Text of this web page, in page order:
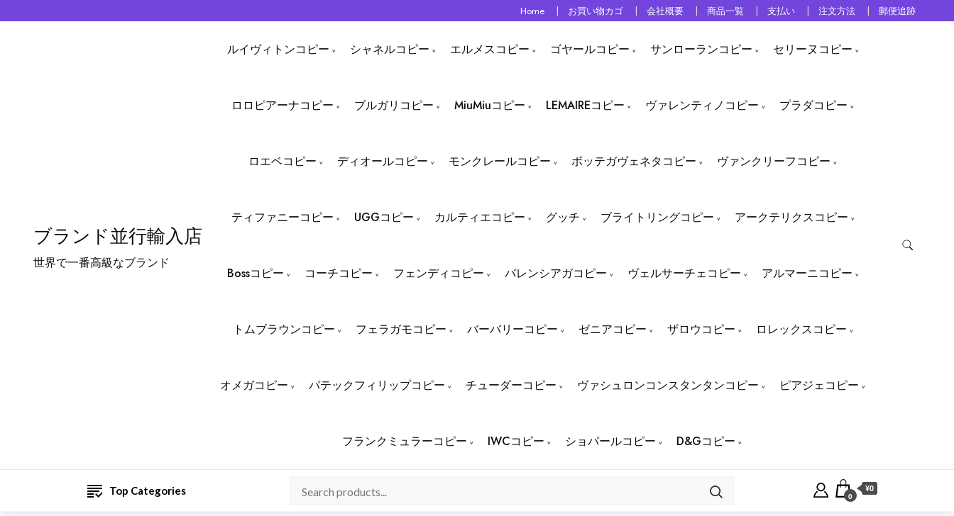
Home お買い物カゴ 会社概要 商品一覧 支払い 注文方法 郵便追跡
ブランド並行輸入店
世界で一番高級なブランド
ルイヴィトンコピー シャネルコピー エルメスコピー ゴヤールコピー サンローランコピー セリーヌコピー
ロロピアーナコピー ブルガリコピー MiuMiuコピー LEMAIREコピー ヴァレンティノコピー プラダコピー
ロエベコピー ディオールコピー モンクレールコピー ボッテガヴェネタコピー ヴァンクリーフコピー
ティファニーコピー UGGコピー カルティエコピー グッチ ブライトリングコピー アークテリクスコピー
Bossコピー コーチコピー フェンディコピー バレンシアガコピー ヴェルサーチェコピー アルマーニコピー
トムブラウンコピー フェラガモコピー バーバリーコピー ゼニアコピー ザロウコピー ロレックスコピー
オメガコピー パテックフィリップコピー チューダーコピー ヴァシュロンコンスタンタンコピー ピアジェコピー
フランクミュラーコピー IWCコピー ショパールコピー D&Gコピー
Top Categories 0
¥0